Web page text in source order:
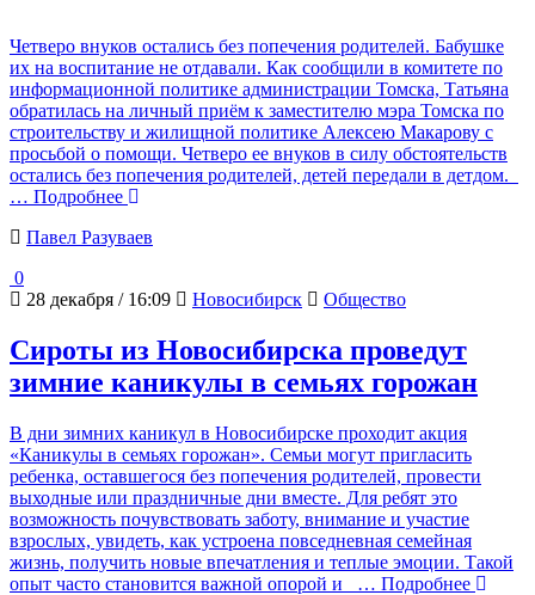
Четверо внуков остались без попечения родителей. Бабушке
их на воспитание не отдавали. Как сообщили в комитете по
информационной политике администрации Томска, Татьяна
обратилась на личный приём к заместителю мэра Томска по
строительству и жилищной политике Алексею Макарову с
просьбой о помощи. Четверо ее внуков в силу обстоятельств
остались без попечения родителей, детей передали в детдом.
… Подробнее
Павел Разуваев
0
28 декабря / 16:09
Новосибирск Общество
Сироты из Новосибирска проведут
зимние каникулы в семьях горожан
В дни зимних каникул в Новосибирске проходит акция
«Каникулы в семьях горожан». Семьи могут пригласить
ребенка, оставшегося без попечения родителей, провести
выходные или праздничные дни вместе. Для ребят это
возможность почувствовать заботу, внимание и участие
взрослых, увидеть, как устроена повседневная семейная
жизнь, получить новые впечатления и теплые эмоции. Такой
опыт часто становится важной опорой и
… Подробнее